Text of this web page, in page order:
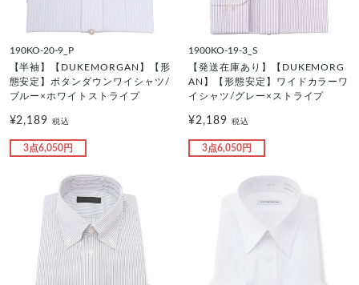
190KO-20-9_P
【半袖】【DUKEMORGAN】【形
態安定】ボタンダウンワイシャツ/
ブルー×ホワイトストライプ
¥2,189税込
3点6,050円
1900KO-19-3_S
【発送在庫あり】【DUKEMORG
AN】【形態安定】ワイドカラーワ
イシャツ/グレー×ストライプ
¥2,189 税込
3点6,050円